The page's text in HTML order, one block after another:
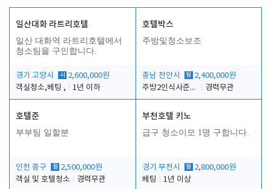
일산대화 라트리호텔
일산 대화역 라트리호텔에서
청소팀을 구인합니다.
경기 고양시 시
2,600,000원
객실청소,베팅 ,
1년 이하
호텔박스
주방및청소보조
충남 천안시 월 2,400,000원
주방2인식사준비및청소린렌보조
경력무관
호텔준
부부팀 일할분
인천 중구 월 2,500,000원
객실 및 호텔청소
경력무관
부천호텔 키노
급구 청소이모 1명 구합니다.
경기 부천시 월 2,800,000원
베팅
1년 이상